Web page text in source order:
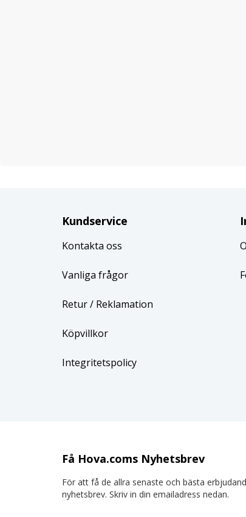
Kundservice
Kontakta oss
Vanliga frågor
Retur/ Reklamation
Köpvillkor
Integritetspolicy
Få Hova.coms Nyhetsbrev
För att få de allra senaste och bästa
nyhetsbrev. Skriv in din emailadress nedan.